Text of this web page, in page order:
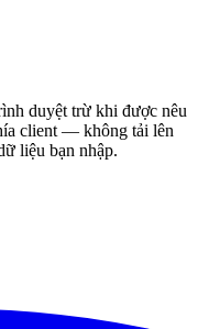
duyệt trừ khi được nêu
client — không tải lên
liệu bạn nhập.